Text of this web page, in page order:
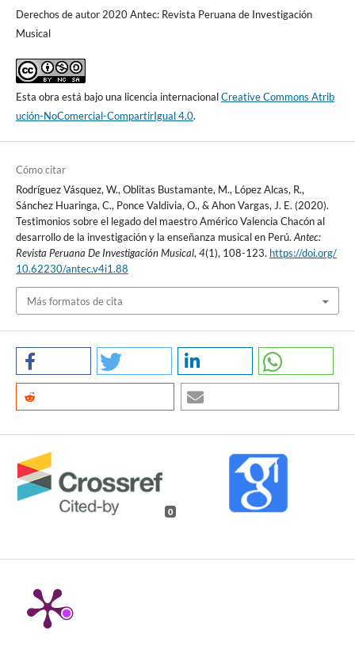
Derechos de autor 2020 Antec: Revista Peruana de Investigación
Musical
Esta obra está bajo una licencia internacionalCreative Commons Atrib
ución-NoComercial-CompartirIgual 4.0.
Cómo citar
Rodríguez Vásquez, W., Oblitas Bustamante, M., López Alcas, R.,
Sánchez Huaringa, C., Ponce Valdivia, O., & Ahon Vargas, J. E. (2020).
Testimonios sobre el legado del maestro Américo Valencia Chacón al
desarrollo de la investigación y la enseñanza musical en Perú.Antec:
Revista Peruana De Investigación Musical,4(1), 108-123. https://doi.org/
10.62230/antec.v4i1.88
Más formatos de cita
0